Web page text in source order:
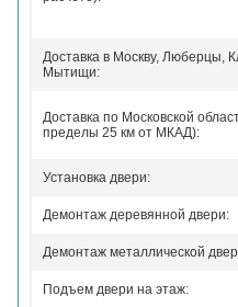
Доставка в Москву, Люберцы,
Мытищи:
Доставка по Московской
пределы 25 км от МКАД):
Установка двери:
Демонтаж деревянной двери:
Демонтаж металлической
Подъем двери на этаж: